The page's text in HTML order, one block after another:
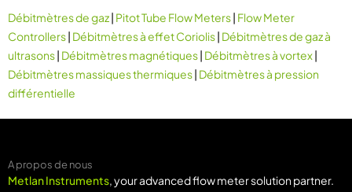
Débitmètres de gaz| Pitot Tube Flow Meters| Flow Meter
Controllers| Débitmètres à effet Coriolis| Débitmètres de gaz à
ultrasons| Débitmètres magnétiques| Débitmètres à vortex|
Débitmètres massiques thermiques| Débitmètres à pression
différentielle
A propos de nous
Metlan Instruments, your advanced flow meter solution partner.